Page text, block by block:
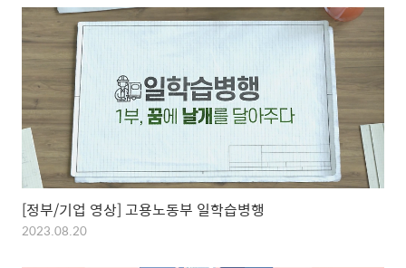
[정부/기업 영상] 고용노동부 일학습병행
2023.08.20